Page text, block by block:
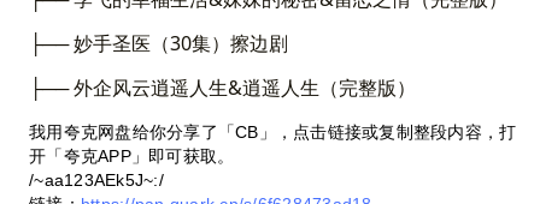
├── 妙手圣医（30集）擦边剧
├── 外企风云逍遥人生&逍遥人生（完整版）
我用夸克网盘给你分享了「CB」，点击链接或复制整段内容，打
开「夸克APP」即可获取。
/~aa123AEk5J~:/